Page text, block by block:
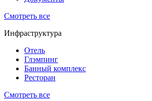
Смотреть все
Инфраструктура
Отель
Глэмпинг
Банный комплекс
Ресторан
Смотреть все